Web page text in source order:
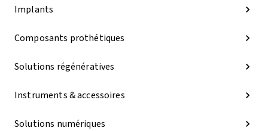
Implants
Composants prothétiques
Solutions régénératives
Instruments & accessoires
Solutions numériques